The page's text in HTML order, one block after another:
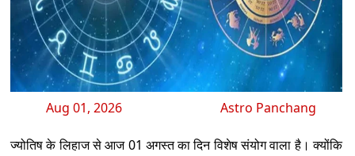
Aug 01, 2026 Astro Panchang
ज्योतिष के लिहाज से आज 01 अगस्त का दिन विशेष संयोग वाला है। क्योंकि